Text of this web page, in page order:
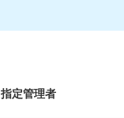
指定管理者